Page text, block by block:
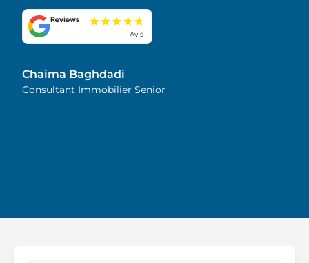
toutes mes questions et a
fait en sorte que tout se
stress. J'apprécie
sincèrement son
Avis
Chaima Baghdadi
Consultant Immobilier Senior